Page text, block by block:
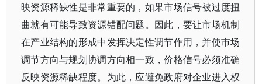
映资源稀缺性是非常重要的，如果市场信号被过度扭
曲就有可能导致资源错配问题。因此，要让市场机制
在产业结构的形成中发挥决定性调节作用，并使市场
调节方向与规划协调方向相一致，价格信号必须准确
反映资源稀缺程度。为此，应避免政府对企业进入权